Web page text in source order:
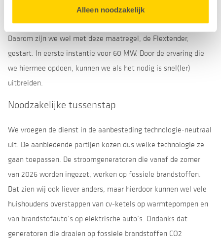
Alleen noodzakelijk
Utrechtse elektriciteitsnet op te kunnen lossen en de
energietransitie daar zoveel mogelijk door te laten gaan.
Daarom zijn we wel met deze maatregel, de Flextender,
gestart. In eerste instantie voor 60 MW. Door de ervaring die
we hiermee opdoen, kunnen we als het nodig is snel(ler)
uitbreiden.
Noodzakelijke tussenstap
We vroegen de dienst in de aanbesteding technologie-neutraal
uit. De aanbiedende partijen kozen dus welke technologie ze
gaan toepassen. De stroomgeneratoren die vanaf de zomer
van 2026 worden ingezet, werken op fossiele brandstoffen.
Dat zien wij ook liever anders, maar hierdoor kunnen wel vele
huishoudens overstappen van cv-ketels op warmtepompen en
van brandstofauto’s op elektrische auto’s. Ondanks dat
generatoren die draaien op fossiele brandstoffen CO2